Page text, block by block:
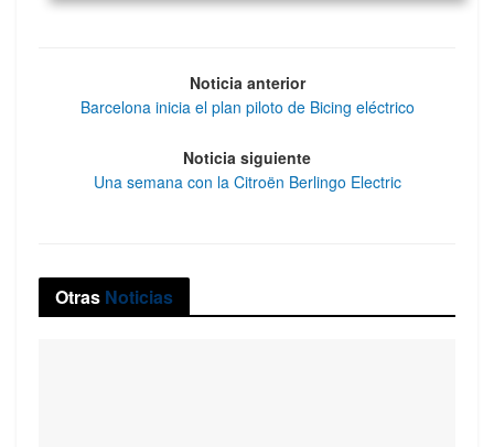
Noticia anterior
Barcelona inicia el plan piloto de Bicing eléctrico
Noticia siguiente
Una semana con la Citroën Berlingo Electric
Otras Noticias